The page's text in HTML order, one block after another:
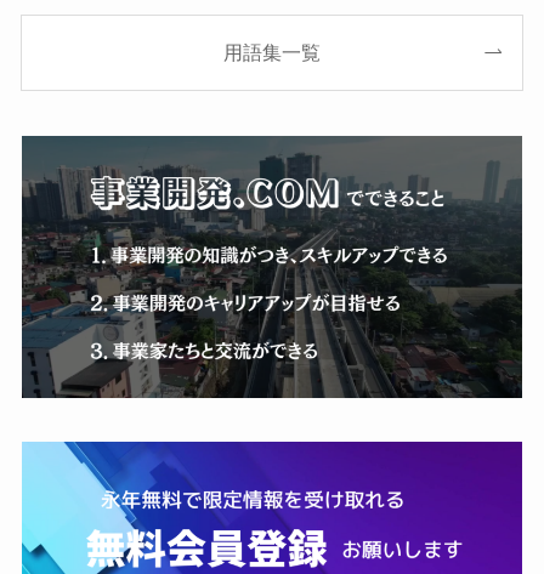
用語集一覧